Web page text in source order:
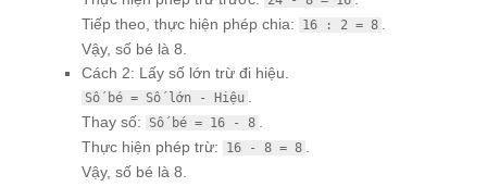
Tiếp theo, thực hiện phép chia:
16 : 2 = 8
Vậy, số bé là 8.
Cách 2: Lấy số lớn trừ đi hiệu.
Số bé = Số lớn - Hiệu
Thay số:
Số bé = 16 - 8
Thực hiện phép trừ:
16 - 8 = 8
Vậy, số bé là 8.